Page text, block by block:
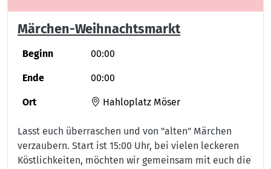
Märchen-Weihnachtsmarkt
Beginn 00:00
Ende 00:00
Ort Hahloplatz Möser
Lasst euch überraschen und von "alten" Märchen
verzaubern. Start ist 15:00 Uhr, bei vielen leckeren
Köstlichkeiten, möchten wir gemeinsam mit euch die